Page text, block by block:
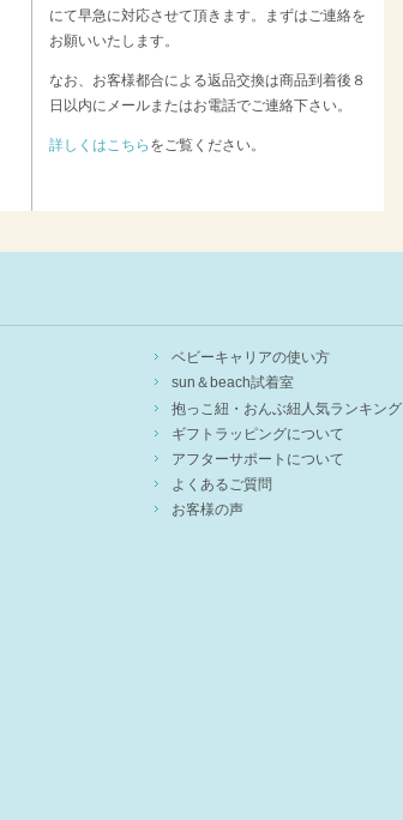
にて早急に対応させて頂きます。まずはご連絡を
お願いいたします。
なお、お客様都合による返品交換は商品到着後８
日以内にメールまたはお電話でご連絡下さい。
詳しくはこちら をご覧ください。
ベビーキャリアの使い方
sun＆beach試着室
抱っこ紐・おんぶ紐人気ランキング
ギフトラッピングについて
アフターサポートについて
よくあるご質問
お客様の声